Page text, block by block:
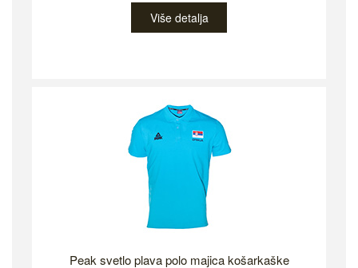
Više detalja
Peak svetlo plava polo majica košarkaške